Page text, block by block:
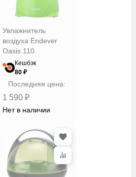
Увлажнитель
воздуха Endever
Oasis 110
Кешбэк
80 ₽
Последняя цена:
1 590 ₽
Нет в наличии